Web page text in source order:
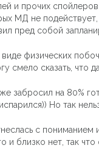
и прочих спойлеров
МД не подействует,
пред собой
физических
смело сказать, что
забросил на 80%
Но так
с
и близко нет, так